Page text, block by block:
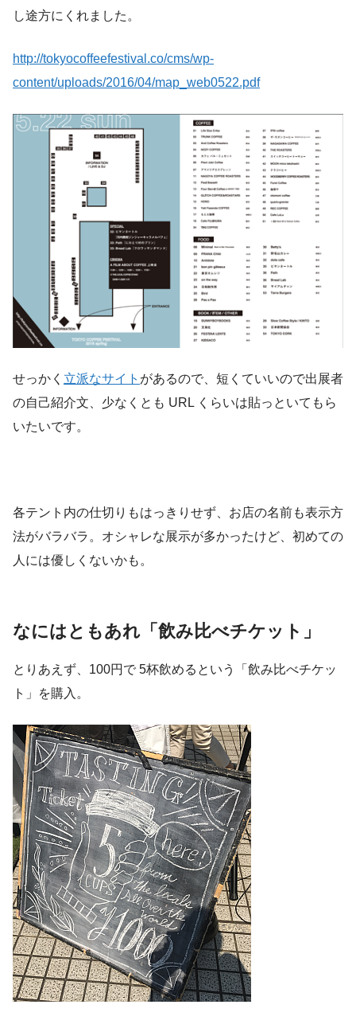
し途方にくれました。
http://tokyocoffeefestival.co/cms/wp-
content/uploads/2016/04/map_web0522.pdf
せっかく 立派なサイト があるので、短くていいので出展者
の自己紹介文、少なくとも URL くらいは貼っといてもら
いたいです。
各テント内の仕切りもはっきりせず、お店の名前も表示方
法がバラバラ。オシャレな展示が多かったけど、初めての
人には優しくないかも。
なにはともあれ「飲み比べチケット」
とりあえず、100円で 5杯飲めるという「飲み比べチケッ
ト」を購入。